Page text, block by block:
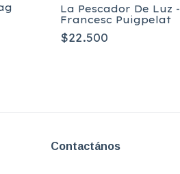
La Pescador De Luz -
Francesc Puigpelat
$22.500
Contactános